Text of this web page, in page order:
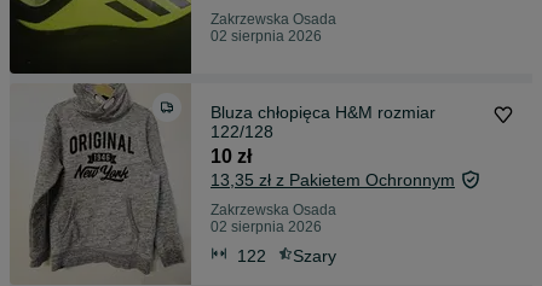
Zakrzewska Osada
02 sierpnia 2026
Bluza chłopięca H&M rozmiar
122/128
10 zł
13,35 zł z Pakietem Ochronnym
Zakrzewska Osada
02 sierpnia 2026
122 Szary